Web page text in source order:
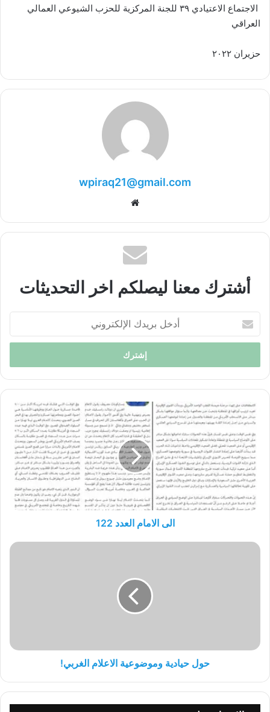
الاجتماع الاعتيادي ٣٩ للجنة المركزية للحزب الشيوعي العمالي
العراقي
حزيران ٢٠٢٢
wpiraq21@gmail.com
أشترك معنا ليصلكم اخر التحديثات
بريدك
الإلكتروني
الى
الامام
العدد
122
الى الامام العدد 122
حول
حول حيادية وموضوعية الاعلام الغربي!